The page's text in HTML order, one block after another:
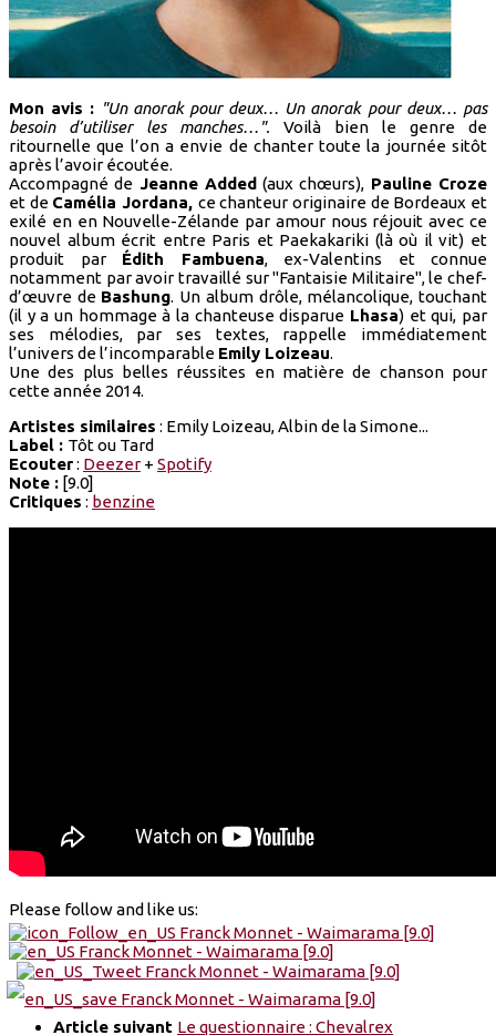
Mon avis : "Un anorak pour deux… Un anorak pour deux… pas
besoin d’utiliser les manches…". Voilà bien le genre de
ritournelle que l’on a envie de chanter toute la journée sitôt
après l’avoir écoutée.
Accompagné de Jeanne Added(aux chœurs), Pauline Croze
et de Camélia Jordana, ce chanteur originaire de Bordeaux et
exilé en en Nouvelle-Zélande par amour nous réjouit avec ce
nouvel album écrit entre Paris et Paekakariki (là où il vit) et
produit par Édith Fambuena, ex-Valentins et connue
notamment par avoir travaillé sur "Fantaisie Militaire", le chef-
d’œuvre de Bashung. Un album drôle, mélancolique, touchant
(il y a un hommage à la chanteuse disparue Lhasa) et qui, par
ses mélodies, par ses textes, rappelle immédiatement
l’univers de l’incomparable Emily Loizeau.
Une des plus belles réussites en matière de chanson pour
cette année 2014.
Artistes similaires : Emily Loizeau, Albin de la Simone...
Label : Tôt ou Tard
Ecouter: Deezer+ Spotify
Note : [9.0]
Critiques : benzine
Please follow and like us:
Article suivant Le questionnaire : Chevalrex